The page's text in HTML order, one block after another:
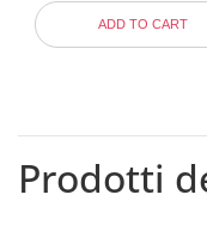
ADD TO CART
Prodotti